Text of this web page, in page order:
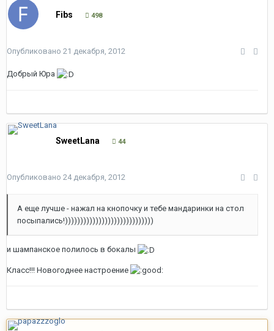
Fibs 498
Опубликовано 21 декабря, 2012
Добрый Юра
SweetLana 44
Опубликовано 24 декабря, 2012
А еще лучше - нажал на кнопочку и тебе мандаринки на стол
посыпались!)))))))))))))))))))))))))))))
и шампанское полилось в бокалы
Класс!!! Новогоднее настроение